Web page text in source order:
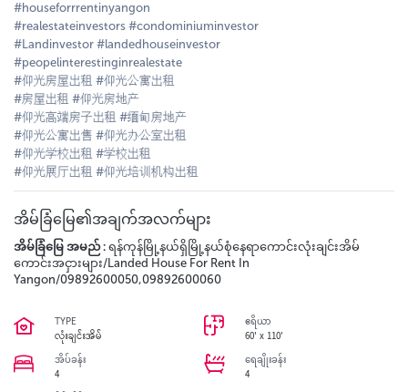
#houseforrrentinyangon
#realestateinvestors #condominiuminvestor
#Landinvestor #landedhouseinvestor
#peopelinterestinginrealestate
#仰光房屋出租 #仰光公寓出租
#房屋出租 #仰光房地产
#仰光高端房子出租 #缅甸房地产
#仰光公寓出售 #仰光办公室出租
#仰光学校出租 #学校出租
#仰光展厅出租 #仰光培训机构出租
အိမ်ခြံမြေ၏အချက်အလက်များ
အိမ်ခြံမြေ အမည် : ရန်ကုန်မြို့နယ်ရှိမြို့နယ်စုံနေရာကောင်းလုံးချင်းအိမ်
ကောင်းအငှားများ/Landed House For Rent In
Yangon/09892600050,09892600060
TYPE
လုံးချင်းအိမ်
ဧရိယာ
60' x 110'
အိပ်ခန်း
4
ရေချိုးခန်း
4